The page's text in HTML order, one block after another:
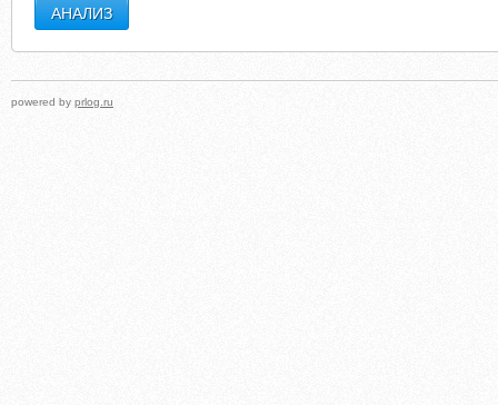
powered by prlog.ru